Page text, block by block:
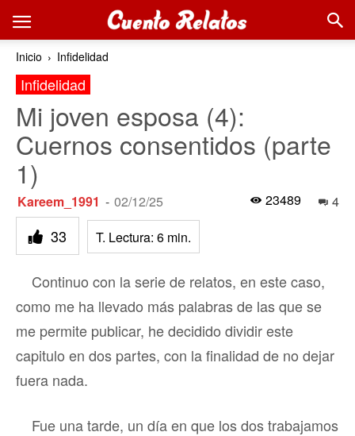
Inicio Infidelidad
Infidelidad
Mi joven esposa (4):
Cuernos consentidos (parte
1)
Kareem_1991 - 02/12/25 4
23489
33 T. Lectura: 6 min.
Continuo con la serie de relatos, en este caso,
como me ha llevado más palabras de las que se
me permite publicar, he decidido dividir este
capitulo en dos partes, con la finalidad de no dejar
fuera nada.
Fue una tarde, un día en que los dos trabajamos